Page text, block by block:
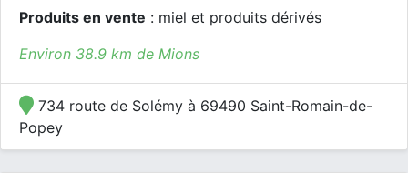
Produits en vente : miel et produits dérivés
Environ 38.9 km de Mions
734 route de Solémy à 69490 Saint-Romain-de-
Popey